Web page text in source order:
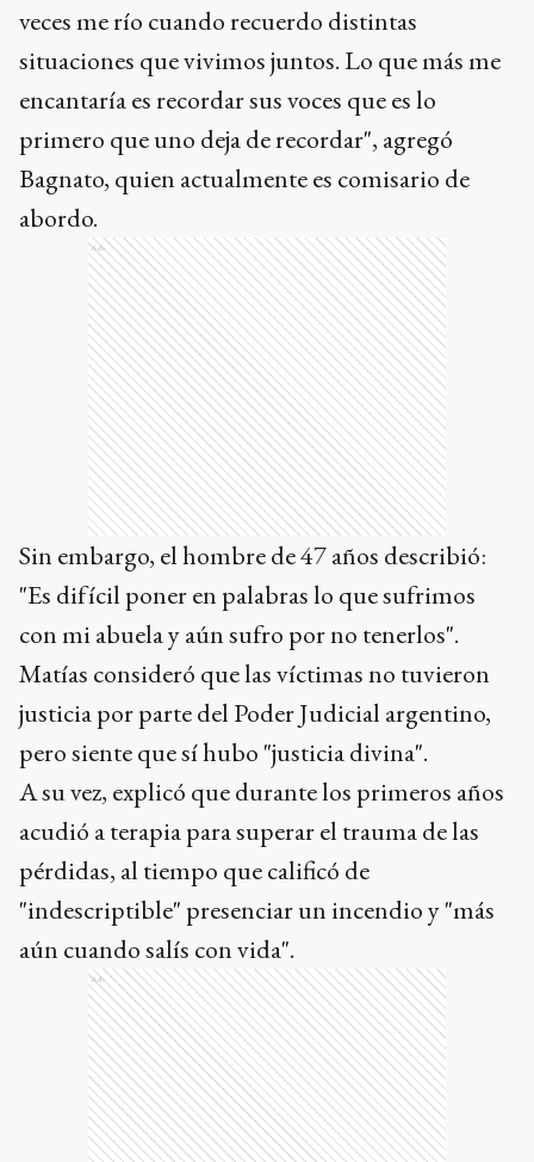
veces me río cuando recuerdo distintas
situaciones que vivimos juntos. Lo que más me
encantaría es recordar sus voces que es lo
primero que uno deja de recordar", agregó
Bagnato, quien actualmente es comisario de
abordo.
Ads
Sin embargo, el hombre de 47 años describió:
"Es difícil poner en palabras lo que sufrimos
con mi abuela y aún sufro por no tenerlos".
Matías consideró que las víctimas no tuvieron
justicia por parte del Poder Judicial argentino,
pero siente que sí hubo "justicia divina".
A su vez, explicó que durante los primeros años
acudió a terapia para superar el trauma de las
pérdidas, al tiempo que calificó de
"indescriptible" presenciar un incendio y "más
aún cuando salís con vida".
Ads